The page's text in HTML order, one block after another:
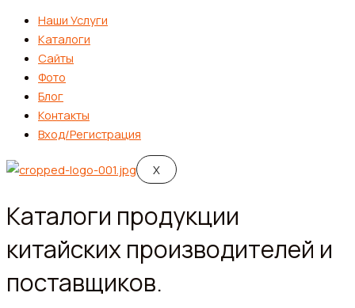
Наши Услуги
Каталоги
Сайты
Фото
Блог
Контакты
Вход/Регистрация
X
Каталоги продукции
китайских производителей и
поставщиков.